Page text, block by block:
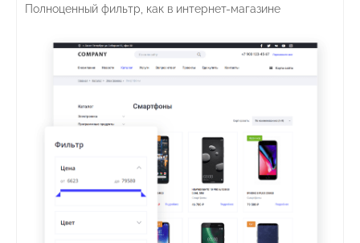
Полноценный фильтр, как в интернет-магазине